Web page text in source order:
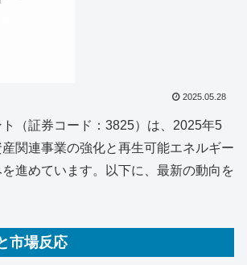
2025.05.28
（証券コード：3825）は、2025年5
関連事業の強化と再生可能エネルギー
進めています。以下に、最新の動向を
市場反応